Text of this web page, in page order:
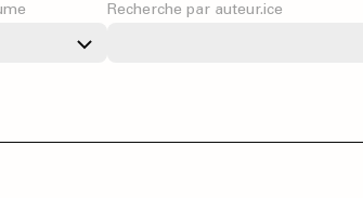
Recherche par auteur.ice